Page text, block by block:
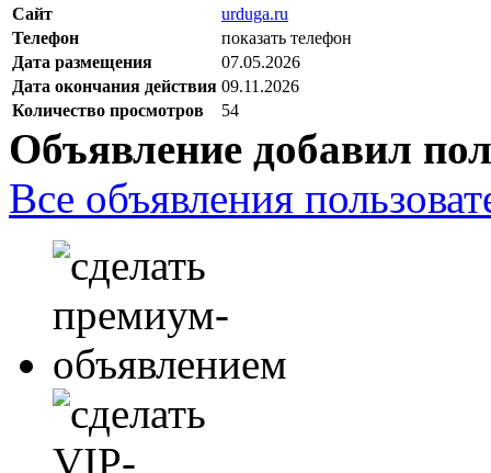
Сайт
urduga.ru
Телефон
показать телефон
Дата размещения
07.05.2026
Дата окончания действия 09.11.2026
Количество просмотров
54
Объявление добавил
Все объявления